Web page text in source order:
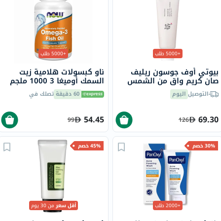
+5000 طلب
بيوتي أوف جوسون ريليف
صان كريم واقٍ من الشمس
عضوي بلأرز والبروبيوتيك
التوصيل اليوم
69.30
126
+5000 طلب
ناو كبسولات هلامية زيت
السمك أوميغا 3 1000 ملجم
180 EPA / 120 DHA حزمة من
100 60 دقيقة تصلك في
54.45
99
30% خصم
+2000 طلب
45% خصم
أقل سعرمن 30 يوم